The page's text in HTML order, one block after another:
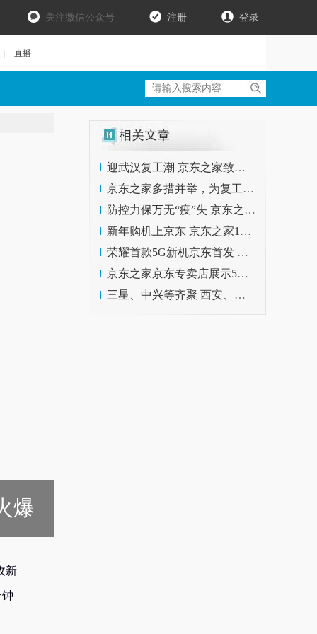
关注微信公众号 注册 登录
直播
爆
新
迎武汉复工潮 京东之家致敬抗疫英雄定制大礼包
京东之家多措并举，为复工季按下“加速键”!
防控力保万无“疫”失 京东之家为行业树立起复工标杆
新年购机上京东 京东之家100场红人导购直播 开启年货选购新模式
荣耀首款5G新机京东首发 荣耀V30系列亮相京东之家旗舰店
京东之家京东专卖店展示5G体验，亮相中国移动全球合作伙伴大会
三星、中兴等齐聚 西安、福州京东之家旗舰店打造5G体验狂欢阵地